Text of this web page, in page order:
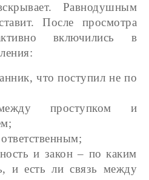
Равнодушным
После просмотра
включились в
что поступил не по
проступком и
и закон – по каким
и есть ли связь между